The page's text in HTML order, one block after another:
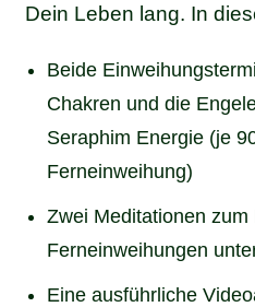
Dein Leben lang. In
Beide
Chakren und die
Seraphim Energie (je
Ferneinweihung)
Zwei Meditationen
Ferneinweihungen
Eine ausführliche